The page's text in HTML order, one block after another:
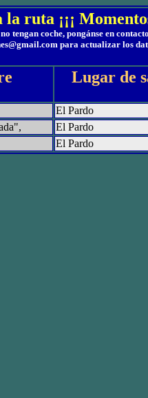
la ruta ¡¡¡
tengan coche, pongánse en
para actualizar los
Lugar de
El Pardo
El Pardo
El Pardo